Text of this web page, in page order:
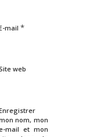
mail *
web
nom, mon
mail et mon